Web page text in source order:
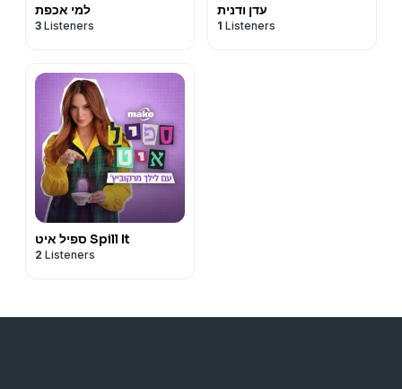
למי אכפת
3 Listeners
עדן ודנית
1 Listeners
ספיל איט Spill It
2 Listeners